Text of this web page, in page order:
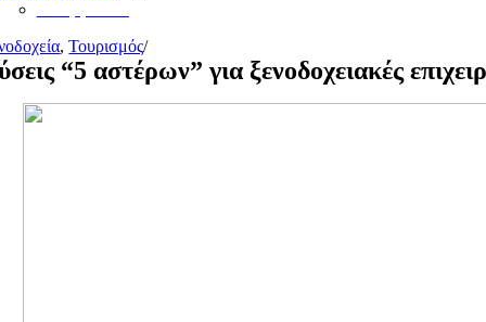
,Τουρισμός/
“5 αστέρων” για ξενοδοχειακές